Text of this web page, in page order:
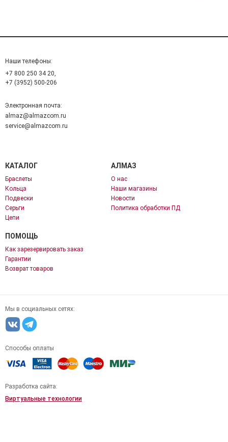
Наши телефоны:
+7 800 250 34 20,
+7 (3952) 500-206
Электронная почта:
almaz@almazcom.ru
service@almazcom.ru
КАТАЛОГ
Браслеты
Кольца
Подвески
Серьги
Цепи
АЛМАЗ
О нас
Наши магазины
Новости
Политика обработки ПД
ПОМОЩЬ
Как зарезервировать заказ
Гарантии
Возврат товаров
Мы в социальных сетях:
Способы оплаты
Разработка сайта:
Виртуальные технологии